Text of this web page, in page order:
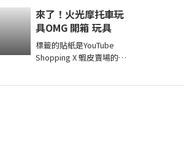
的，大尺寸吊環掛在包包
...
來了！火光摩托車玩
具OMG 開箱 玩具
標籤的貼紙是YouTube
Shopping X 蝦皮賣場的商